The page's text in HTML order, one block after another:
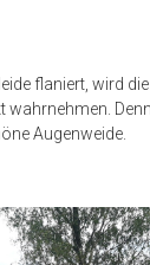
flaniert, wird
wahrnehmen.
Augenweide.